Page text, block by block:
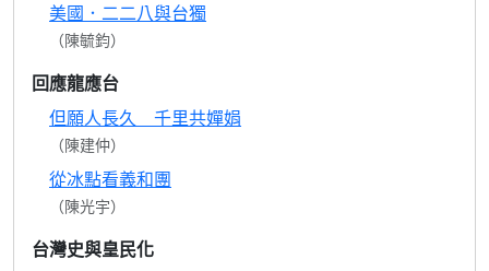
美國．二二八與台獨
（陳毓鈞）
回應龍應台
但願人長久 千里共嬋娟
（陳建仲）
從冰點看義和團
（陳光宇）
台灣史與皇民化